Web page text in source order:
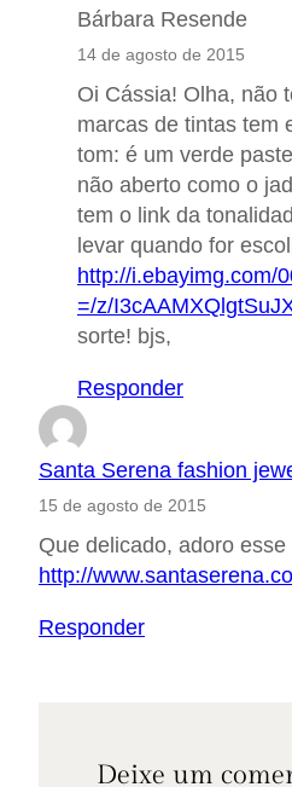
Bárbara Resende
14 de agosto de 2015
Oi Cássia! Olha, não
marcas de tintas tem
tom: é um verde
não aberto como o
tem o link da
levar quando for
http://i.ebayimg.com/
=/z/
sorte! bjs,
Responder
Santa Serena fashion
15 de agosto de 2015
Que delicado, adoro
http://
Responder
Deixe um